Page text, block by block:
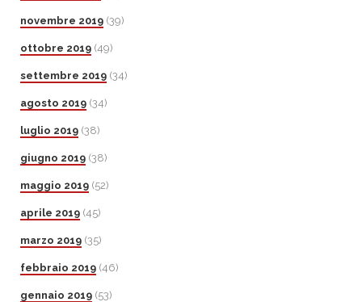
novembre 2019 (39)
ottobre 2019 (49)
settembre 2019 (34)
agosto 2019 (34)
luglio 2019 (38)
giugno 2019 (38)
maggio 2019 (52)
aprile 2019 (45)
marzo 2019 (35)
febbraio 2019 (46)
gennaio 2019 (53)